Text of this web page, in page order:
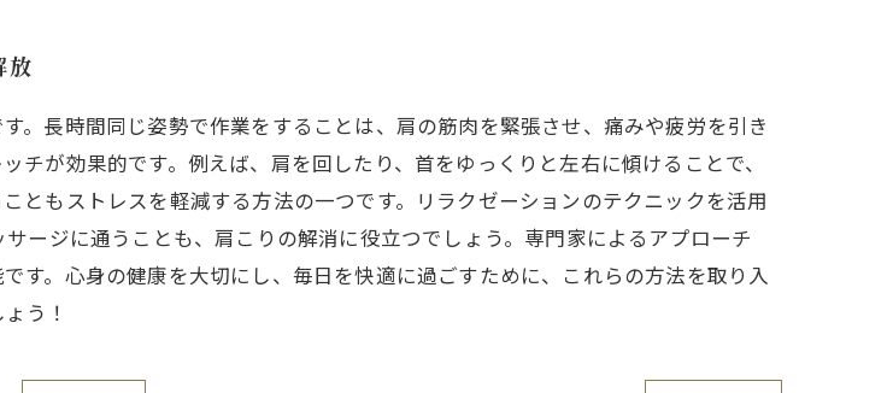
放
。長時間同じ姿勢で作業をすることは、肩の筋肉を緊張させ、痛みや疲労を引き
が効果的です。例えば、肩を回したり、首をゆっくりと左右に傾けることで、
ともストレスを軽減する方法の一つです。リラクゼーションのテクニックを活用
ージに通うことも、肩こりの解消に役立つでしょう。専門家によるアプローチ
す。心身の健康を大切にし、毎日を快適に過ごすために、これらの方法を取り入
う！